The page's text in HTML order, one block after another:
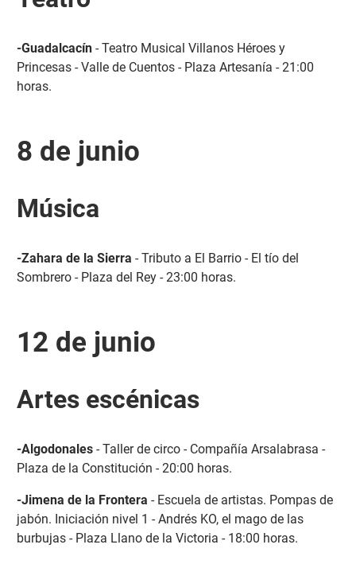
-Guadalcacín- Teatro Musical Villanos Héroes y
Princesas - Valle de Cuentos - Plaza Artesanía - 21:00
horas.
8 de junio
Música
-Zahara de la Sierra - Tributo a El Barrio - El tío del
Sombrero - Plaza del Rey - 23:00 horas.
12 de junio
Artes escénicas
-Algodonales- Taller de circo - Compañía Arsalabrasa -
Plaza de la Constitución - 20:00 horas.
-Jimena de la Frontera - Escuela de artistas. Pompas de
jabón. Iniciación nivel 1 - Andrés KO, el mago de las
burbujas - Plaza Llano de la Victoria - 18:00 horas.